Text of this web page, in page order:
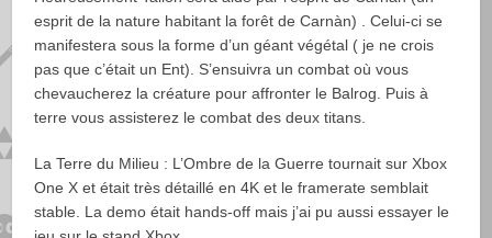
esprit de la nature habitant la forêt de Carnàn) . Celui-ci se
manifestera sous la forme d’un géant végétal ( je ne crois
pas que c’était un Ent). S’ensuivra un combat où vous
chevaucherez la créature pour affronter le Balrog. Puis à
terre vous assisterez le combat des deux titans.
La Terre du Milieu : L’Ombre de la Guerre tournait sur Xbox
One X et était très détaillé en 4K et le framerate semblait
stable. La demo était hands-off mais j’ai pu aussi essayer le